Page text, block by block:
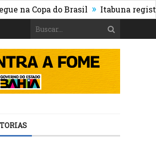
do Brasil » Itabuna registra maior